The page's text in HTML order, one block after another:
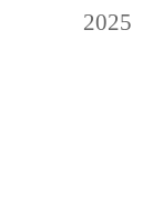
2025